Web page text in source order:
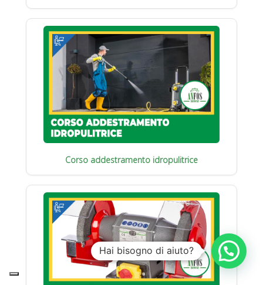
Corso addestramento idropulitrice
Hai bisogno di aiuto?